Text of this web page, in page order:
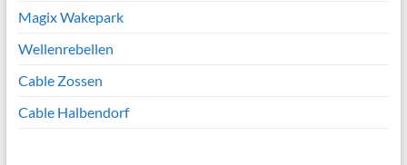
Magix Wakepark
Wellenrebellen
Cable Zossen
Cable Halbendorf